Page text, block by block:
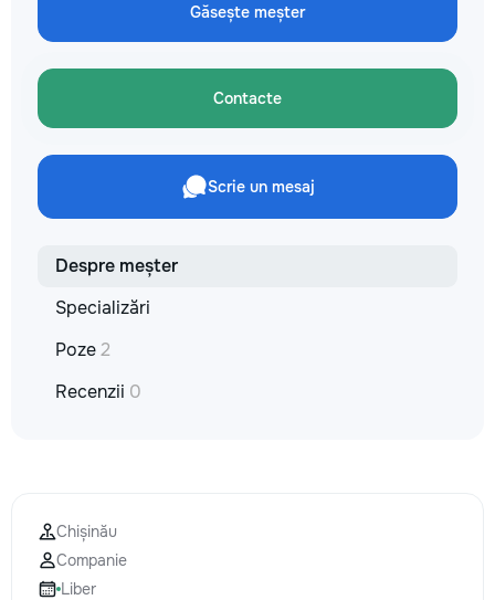
Găsește meșter
Contacte
Scrie un mesaj
Despre meșter
Specializări
Poze2
Recenzii 0
Chișinău
Companie
Liber